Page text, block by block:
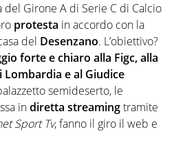
del Girone A di Serie C di Calcio
protesta in accordo con la
del Desenzano. L’obiettivo?
forte e chiaro alla Figc, alla
e al Giudice
semideserto, le
indiretta streamingtramite
Sport Tv, fanno il giro il web e